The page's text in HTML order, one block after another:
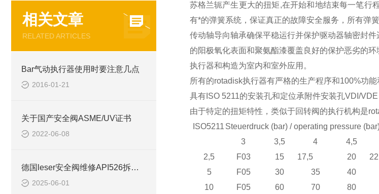
相关文章
RELATED ARTICLES
Bar气动执行器使用时要注意几点
2016-01-21
关于国产安全阀ASME/UV证书
2022-06-08
德国leser安全阀维修API526拆卸（四）
2025-06-01
苏格兰轭产生更大的扭矩,在开始和地结束每一笔行
有*的弹簧系统，保证真正的故障安全服务，所有弹
传动轴导向轴承确保平稳运行并保护驱动器轴密封
的阳极氧化表面和聚氨酯漆覆盖良好的保护恶劣的
执行器和构造为室内和室外应用。
所有的rotadisk执行器有严格的生产程序和100%功
具有ISO 5211的安装孔和定位承附件安装孔VDI/
由于特定的扭矩特性，类似于回转阀的执行机构是
ISO5211 Steuerdruck (bar) / operating pressure
3
3,5 4 4,5
2,5
F03 15 17,5 20
5
F05 30 35 40
10
F05 60 70 80